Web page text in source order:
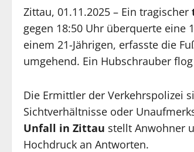
Zittau, 01.11.2025 – Ein tragischer
gegen 18:50 Uhr überquerte eine
einem 21-Jährigen, erfasste die
umgehend. Ein Hubschrauber
Die Ermittler der Verkehrspolizei
Sichtverhältnisse oder
Unfall in Zittau stellt Anwohner
Hochdruck an Antworten.